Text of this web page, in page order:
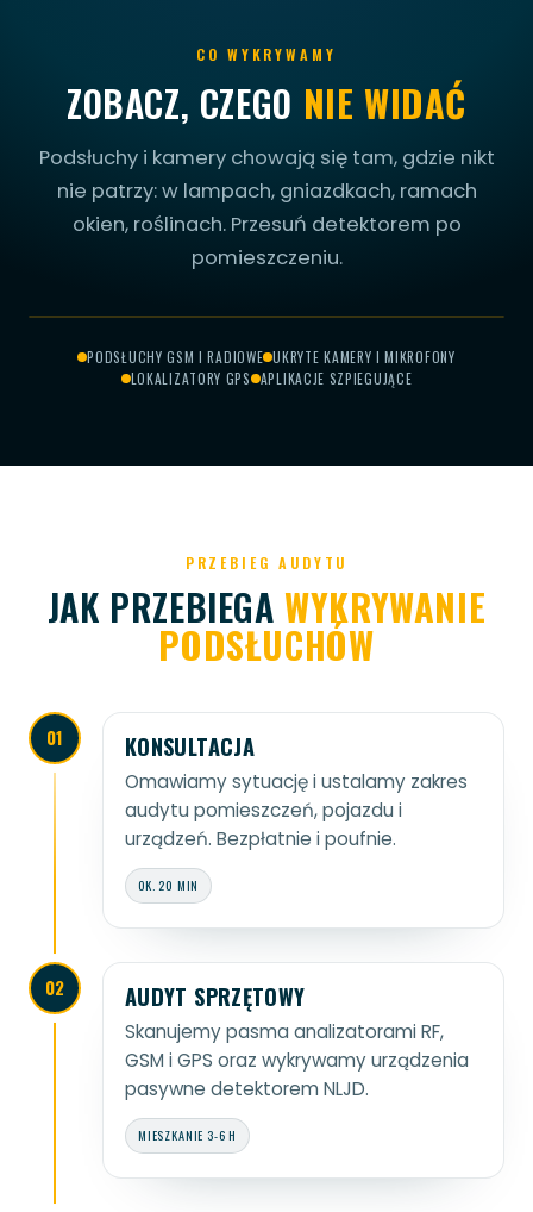
CO WYKRYWAMY
ZOBACZ, CZEGO NIE WIDAĆ
Podsłuchy i kamery chowają się tam, gdzie nikt
nie patrzy: w lampach, gniazdkach, ramach
okien, roślinach. Przesuń detektorem po
pomieszczeniu.
PODSŁUCHY GSM I RADIOWE UKRYTE KAMERY I MIKROFONY
LOKALIZATORY GPS APLIKACJE SZPIEGUJĄCE
PRZEBIEG AUDYTU
JAK PRZEBIEGAWYKRYWANIE
PODSŁUCHÓW
01 KONSULTACJA
Omawiamy sytuację i ustalamy zakres
audytu pomieszczeń, pojazdu i
urządzeń. Bezpłatnie i poufnie.
OK. 20 MIN
02 AUDYT SPRZĘTOWY
Skanujemy pasma analizatorami RF,
GSM i GPS oraz wykrywamy urządzenia
pasywne detektorem NLJD.
MIESZKANIE 3-6 H